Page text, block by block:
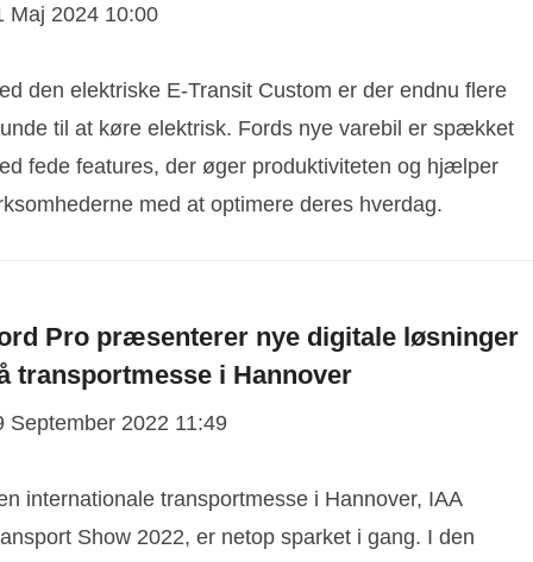
Maj 2024 10:00
den elektriske E-Transit Custom er der endnu flere
til at køre elektrisk. Fords nye varebil er spækket
fede features, der øger produktiviteten og hjælper
med at optimere deres hverdag.
Pro præsenterer nye digitale løsninger
transportmesse i Hannover
September 2022 11:49
internationale transportmesse i Hannover, IAA
Show 2022, er netop sparket i gang. I den